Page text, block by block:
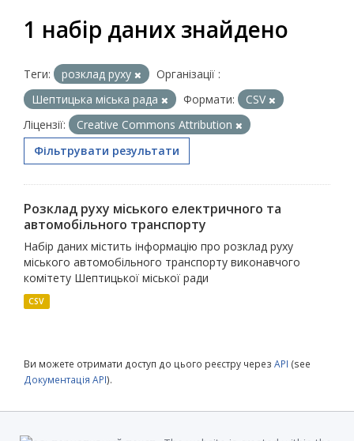
1 набір даних знайдено
Теги: розклад руху
Організації :
Шептицька міська рада
Формати:
CSV
Ліцензії:
Creative Commons Attribution
Фільтрувати результати
Розклад руху міського електричного та
автомобільного транспорту
Набір даних містить інформацію про розклад руху
міського автомобільного транспорту виконавчого
комітету Шептицької міської ради
CSV
Ви можете отримати доступ до цього реєстру через API (see
Документація API).